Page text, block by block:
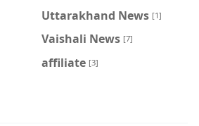
Uttarakhand News [1]
Vaishali News [7]
affiliate [3]